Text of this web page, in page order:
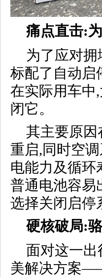
痛点直击:
为了应对
标配了自动启
在实际用车中
闭它。
其主要原因
重启,同时空
电能力及循环
普通电池容易
选择关闭启停
硬核破局:
面对这一
美解决方案